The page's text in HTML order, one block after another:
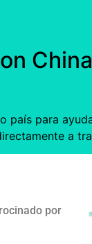
país para
a
por